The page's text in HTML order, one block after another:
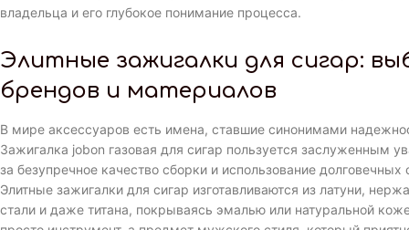
владельца и его глубокое понимание процесса.
Элитные зажигалки для сигар:
брендов и материалов
В мире аксессуаров есть имена, ставшие синонимами
Зажигалка jobon газовая для сигар пользуется заслуженным
за безупречное качество сборки и использование долговечных
Элитные зажигалки для сигар изготавливаются из латуни,
стали и даже титана, покрываясь эмалью или натуральной